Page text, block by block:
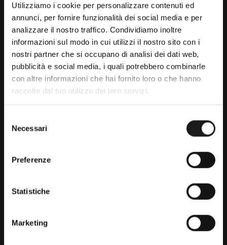
Utilizziamo i cookie per personalizzare contenuti ed
annunci, per fornire funzionalità dei social media e per
analizzare il nostro traffico. Condividiamo inoltre
informazioni sul modo in cui utilizzi il nostro sito con i
nostri partner che si occupano di analisi dei dati web,
pubblicità e social media, i quali potrebbero combinarle
con altre informazioni che hai fornito loro o che hanno
raccolto dal tuo utilizzo dei loro servizi.
delNecessari
Preferenze
Statistiche
Marketing
Da trenta anni il punto di riferimento
per gli amanti dell’outdoor.
RRTrek
4.6
Basato su 476 recensioni
powered byGoogle
lascia una recensione su
Abbigliamento
Accessori